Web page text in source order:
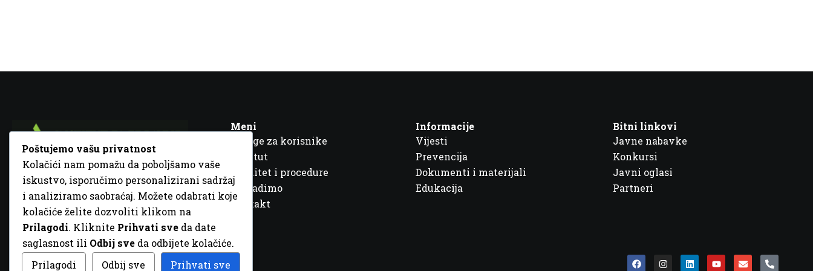
Fra Ivana Jukića br. 2, 72000 Zenica, BiH
+387 32 448 001
info@inz.ba
http://www.inz.ba
Meni
Usluge za korisnike
Institut
Kvalitet i procedure
Šta radimo
Kontakt
Informacije
Vijesti
Prevencija
Dokumenti i materijali
Edukacija
Bitni linkovi
Javne nabavke
Konkursi
Javni oglasi
Partneri
© 2026 Sva prava zadržana. DizajnGordonDM
Poštujemo vašu privatnost
Kolačići nam pomažu da poboljšamo vaše
iskustvo, isporučimo personalizirani sadržaj
i analiziramo saobraćaj. Možete odabrati koje
kolačiće želite dozvoliti klikom na
Prilagodi. Kliknite Prihvati sve da date
saglasnost ili Odbij sve da odbijete kolačiće.
Prilagodi
Odbij sve Prihvati sve